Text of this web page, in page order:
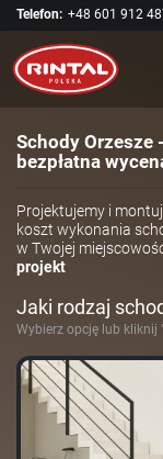
Telefon: +48 601 912
Schody Orzesze
bezpłatna
Projektujemy i
koszt wykonania
w Twojej
projekt
Jaki rodzaj
Wybierz opcję lub kliknij